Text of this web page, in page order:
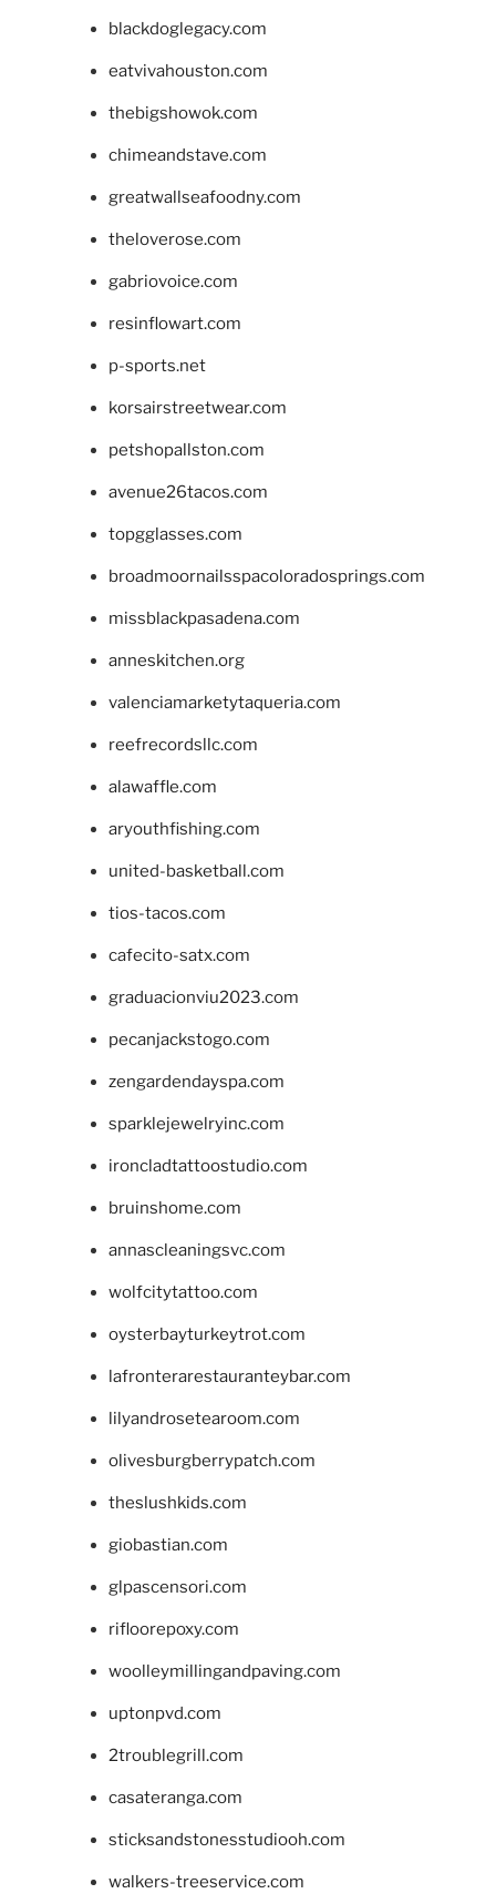
blackdoglegacy.com
eatvivahouston.com
thebigshowok.com
chimeandstave.com
greatwallseafoodny.com
theloverose.com
gabriovoice.com
resinflowart.com
p-sports.net
korsairstreetwear.com
petshopallston.com
avenue26tacos.com
topgglasses.com
broadmoornailsspacoloradosprings.com
missblackpasadena.com
anneskitchen.org
valenciamarketytaqueria.com
reefrecordsllc.com
alawaffle.com
aryouthfishing.com
united-basketball.com
tios-tacos.com
cafecito-satx.com
graduacionviu2023.com
pecanjackstogo.com
zengardendayspa.com
sparklejewelryinc.com
ironcladtattoostudio.com
bruinshome.com
annascleaningsvc.com
wolfcitytattoo.com
oysterbayturkeytrot.com
lafronterarestauranteybar.com
lilyandrosetearoom.com
olivesburgberrypatch.com
theslushkids.com
giobastian.com
glpascensori.com
rifloorepoxy.com
woolleymillingandpaving.com
uptonpvd.com
2troublegrill.com
casateranga.com
sticksandstonesstudiooh.com
walkers-treeservice.com